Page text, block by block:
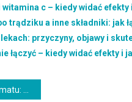
witamina c – kiedy widać
trądziku a inne składniki: jak
przyczyny, objawy i
łączyć – kiedy widać efekty i
krok po kroku